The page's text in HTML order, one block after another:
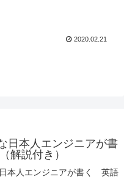
2020.02.21
日本人エンジニアが書
説付き）
本人エンジニアが書く 英語